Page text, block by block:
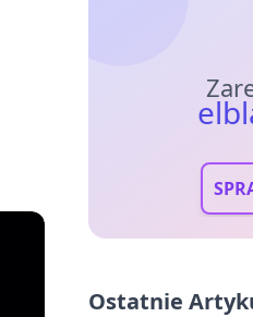
Ostatnie